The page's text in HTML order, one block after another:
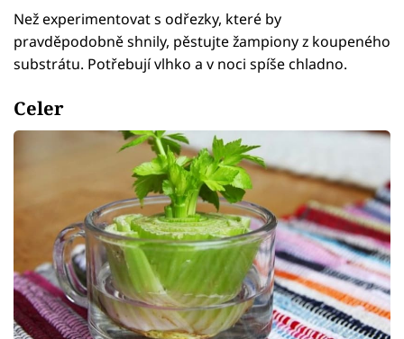
Než experimentovat s odřezky, které by
pravděpodobně shnily, pěstujte žampiony z koupeného
substrátu. Potřebují vlhko a v noci spíše chladno.
Celer